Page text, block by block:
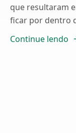
que resultaram
ficar por dentro
Continue lendo